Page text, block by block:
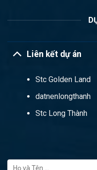
Liên kết dự án
Stc Golden Land
datnenlongthanh
Stc Long Thành